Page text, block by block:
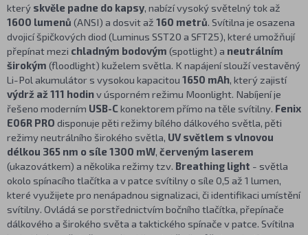
který skvěle padne do kapsy, nabízí vysoký světelný tok až
1600 lumenů (ANSI) a dosvit až 160 metrů. Svítilna je osazena
dvojicí špičkových diod (Luminus SST20 a SFT25), které umožňují
přepínat mezi chladným bodovým (spotlight) a neutrálním
širokým (floodlight) kuželem světla. K napájení slouží vestavěný
Li-Pol akumulátor s vysokou kapacitou 1650 mAh, který zajistí
výdrž až 111 hodinv úsporném režimu Moonlight. Nabíjení je
řešeno moderním USB-Ckonektorem přímo na těle svítilny. Fenix
E06R PRO disponuje pěti režimy bílého dálkového světla, pěti
režimy neutrálního širokého světla, UV světlem s vlnovou
délkou 365 nm o síle 1300 mW, červeným laserem
(ukazovátkem) a několika režimy tzv. Breathing light - světla
okolo spínacího tlačítka a v patce svítilny o síle 0,5 až 1 lumen,
které využijete pro nenápadnou signalizaci, či identifikaci umístění
svítilny. Ovládá se porstřednictvím bočního tlačítka, přepínače
dálkového a širokého světa a taktického spínače v patce. Svítilna